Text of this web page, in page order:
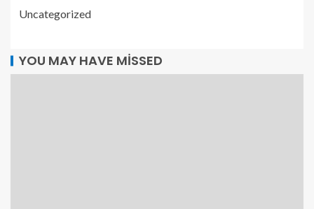
Uncategorized
YOU MAY HAVE MISSED